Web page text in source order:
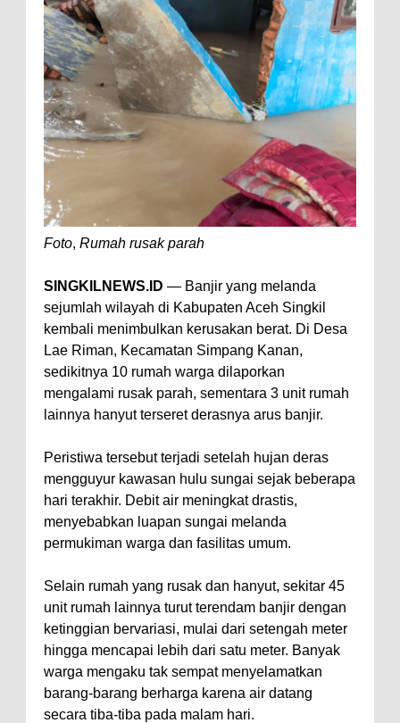
Foto, Rumah rusak parah
SINGKILNEWS.ID — Banjir yang melanda
sejumlah wilayah di Kabupaten Aceh Singkil
kembali menimbulkan kerusakan berat. Di Desa
Lae Riman, Kecamatan Simpang Kanan,
sedikitnya 10 rumah warga dilaporkan
mengalami rusak parah, sementara 3 unit rumah
lainnya hanyut terseret derasnya arus banjir.
Peristiwa tersebut terjadi setelah hujan deras
mengguyur kawasan hulu sungai sejak beberapa
hari terakhir. Debit air meningkat drastis,
menyebabkan luapan sungai melanda
permukiman warga dan fasilitas umum.
Selain rumah yang rusak dan hanyut, sekitar 45
unit rumah lainnya turut terendam banjir dengan
ketinggian bervariasi, mulai dari setengah meter
hingga mencapai lebih dari satu meter. Banyak
warga mengaku tak sempat menyelamatkan
barang-barang berharga karena air datang
secara tiba-tiba pada malam hari.